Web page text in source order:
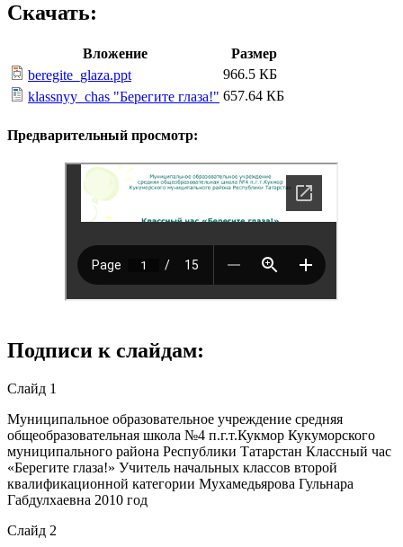
Скачать:
Вложение
Размер
beregite_glaza.ppt
966.5 КБ
klassnyy_chas "Берегите глаза!" 657.64 КБ
Предварительный просмотр:
Подписи к слайдам:
Слайд 1
Муниципальное образовательное учреждение средняя
общеобразовательная школа №4 п.г.т.Кукмор Кукуморского
муниципального района Республики Татарстан Классный час
«Берегите глаза!» Учитель начальных классов второй
квалификационной категории Мухамедьярова Гульнара
Габдулхаевна 2010 год
Слайд 2